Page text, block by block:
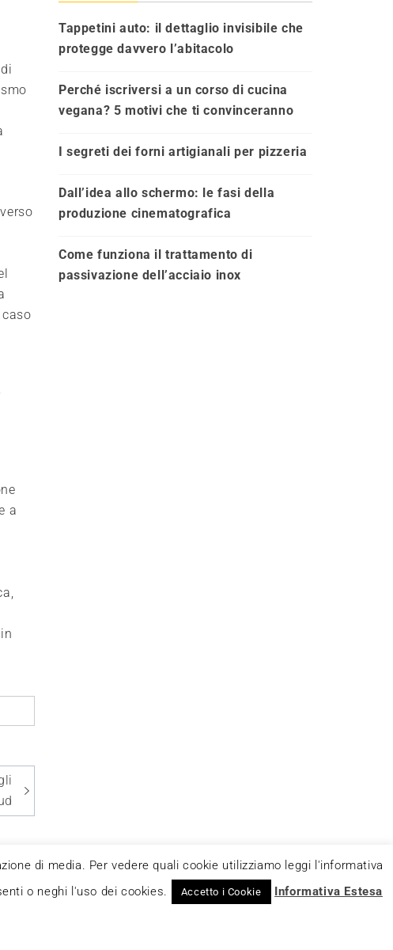
a
Tappetini auto: il dettaglio invisibile che
protegge davvero l’abitacolo
Perché iscriversi a un corso di cucina
vegana? 5 motivi che ti convinceranno
I segreti dei forni artigianali per pizzeria
Dall’idea allo schermo: le fasi della
produzione cinematografica
Come funziona il trattamento di
passivazione dell’acciaio inox
Non può pertanto considerarsi un prodotto editoriale
di media. Per vedere quali cookie utilizziamo leggi l'informativa
o neghi l'uso dei cookies.
Accetto i Cookie Informativa Estesa